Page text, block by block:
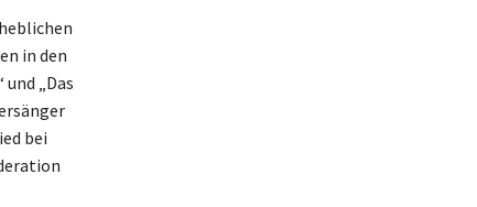
in den
„Das
bei